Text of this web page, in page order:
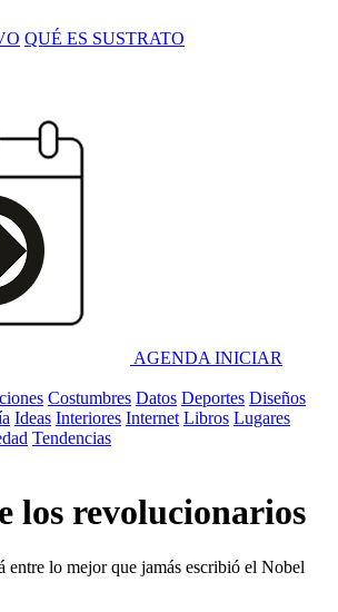
QUÉ ES SUSTRATO
AGENDA INICIAR
Costumbres Datos Deportes Diseños
Ideas Interiores Internet Libros Lugares
Tendencias
los revolucionarios
entre lo mejor que jamás escribió el Nobel